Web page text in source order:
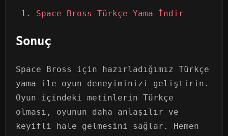
Space Bross Türkçe Yama İndir
Sonuç
Space Bross için hazırladığımız Türkçe
yama ile oyun deneyiminizi geliştirin.
Oyun içindeki metinlerin Türkçe
olması, oyunun daha anlaşılır ve
keyifli hale gelmesini sağlar. Hemen